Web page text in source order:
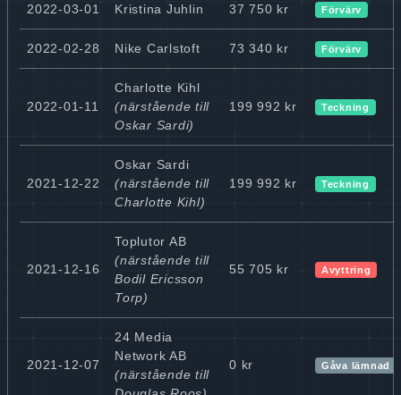
2022-03-01 Kristina Juhlin 37 750 kr Förvärv
2022-02-28 Nike Carlstoft 73 340 kr Förvärv
2022-01-11
Charlotte Kihl
(närstående till
Oskar Sardi)
199 992 kr Teckning
2021-12-22
Oskar Sardi
(närstående till
Charlotte Kihl)
199 992 kr Teckning
2021-12-16
Toplutor AB
(närstående till
Bodil Ericsson
Torp)
55 705 kr Avyttring
2021-12-07
24 Media
Network AB
(närstående till
0 kr Gåva lämnad